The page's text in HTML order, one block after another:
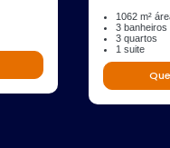
1062 m²
3 banheiros
3 quartos
1 suite